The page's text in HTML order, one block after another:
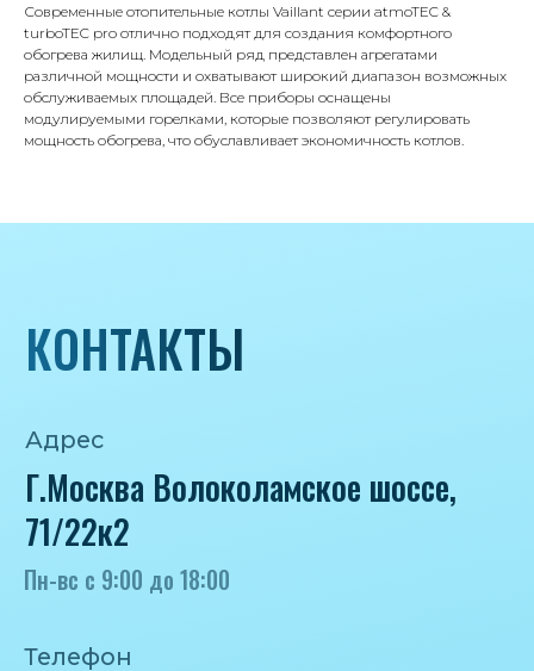
Современные отопительные котлы Vaillant серии atmoTEC &
turboTEC pro отлично подходят для создания комфортного
обогрева жилищ. Модельный ряд представлен агрегатами
различной мощности и охватывают широкий диапазон возможных
обслуживаемых площадей. Все приборы оснащены
модулируемыми горелками, которые позволяют регулировать
мощность обогрева, что обуславливает экономичность котлов.
Почта
iceicemarket@yandex.ru